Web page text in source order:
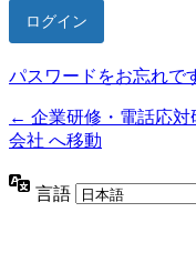
パスワードをお忘れで
← 企業研修・電話応対
会社 へ移動
言語